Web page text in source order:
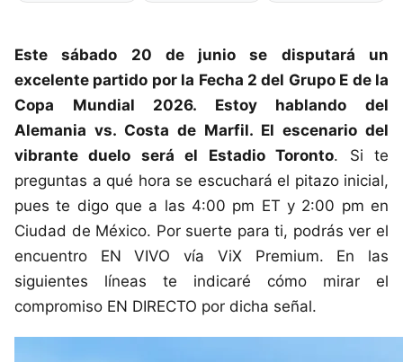
Este sábado 20 de junio se disputará un
excelente partido por la Fecha 2 del Grupo E de la
Copa Mundial 2026. Estoy hablando del
Alemania vs. Costa de Marfil. El escenario del
vibrante duelo será el Estadio Toronto. Si te
preguntas a qué hora se escuchará el pitazo inicial,
pues te digo que a las 4:00 pm ET y 2:00 pm en
Ciudad de México. Por suerte para ti, podrás ver el
encuentro EN VIVO vía ViX Premium. En las
siguientes líneas te indicaré cómo mirar el
compromiso EN DIRECTO por dicha señal.